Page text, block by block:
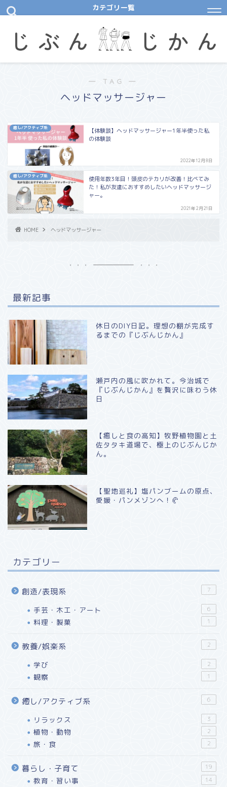
カテゴリ一覧
― TAG ―
ヘッドマッサージャー
癒し/アクティブ系
【体験談】ヘッドマッサージャー1年半使った私
の体験談
2022年12月8日
癒し/アクティブ系
使用年数3年目！頭皮のテカリが改善！比べてみ
た！私が友達におすすめしたいヘッドマッサージ
ャー。
2021年2月21日
HOME ヘッドマッサージャー
最新記事
休日のDIY日記。理想の棚が完成す
るまでの『じぶんじかん』
瀬戸内の風に吹かれて。今治城で
『じぶんじかん』を贅沢に味わう休
日
​【癒しと食の高知】牧野植物園と土
佐タタキ道場で、極上のじぶんじか
ん。
【聖地巡礼】塩パンブームの原点、
愛媛・パンメゾンへ！🥐
カテゴリー
創造/表現系 7
手芸・木工・アート 6
料理・製菓 1
教養/娯楽系 2
学び 2
観察 1
癒し/アクティブ系 6
リラックス 3
植物・動物 2
旅・食 2
暮らし・子育て 19
教育・習い事 14